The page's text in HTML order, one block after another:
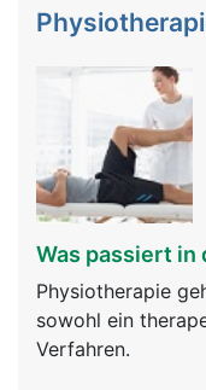
Was passiert in
Physiotherapie
sowohl ein
Verfahren.